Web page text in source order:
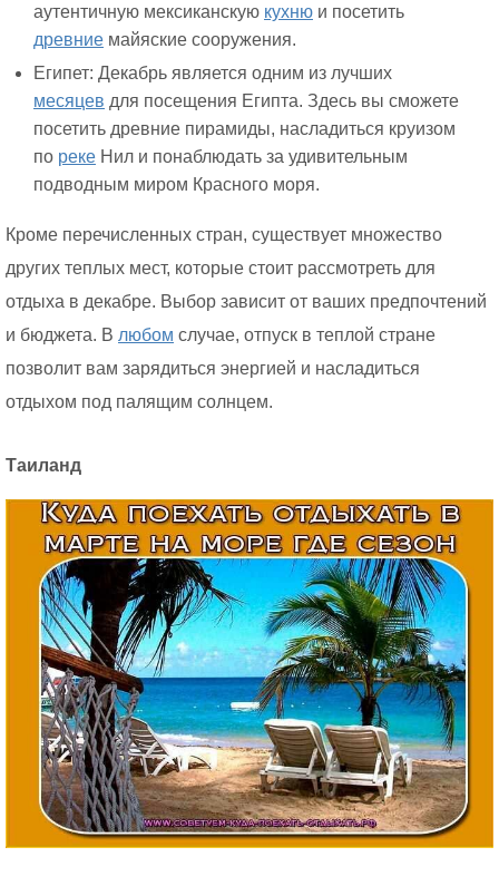
аутентичную мексиканскую кухню и посетить
древние майяские сооружения.
Египет: Декабрь является одним из лучших
месяцев для посещения Египта. Здесь вы сможете
посетить древние пирамиды, насладиться круизом
по реке Нил и понаблюдать за удивительным
подводным миром Красного моря.
Кроме перечисленных стран, существует множество
других теплых мест, которые стоит рассмотреть для
отдыха в декабре. Выбор зависит от ваших предпочтений
и бюджета. В любом случае, отпуск в теплой стране
позволит вам зарядиться энергией и насладиться
отдыхом под палящим солнцем.
Таиланд